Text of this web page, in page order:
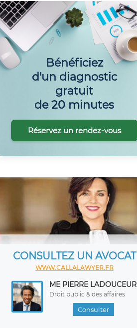
Bénéficiez
d'un diagnostic
gratuit
de 20 minutes
Réservez un rendez-vous
CONSULTEZ UN AVOCAT
WWW.CALLALAWYER.FR
ME PIERRE LADOUCEUR
Droit public & des affaires
Consulter